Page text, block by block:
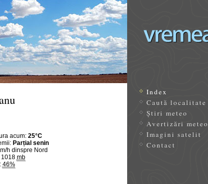
acum: 25°C
Parțial senin
h dinspre Nord
1018 mb
46%
Index
Caută localitate
Știri meteo
Avertizări meteo
Imagini satelit
Contact